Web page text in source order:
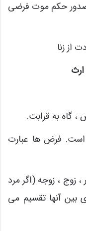
صدور حکم موت فرضی
است. فرض ها عبارت
زوج ، زوجه (اگر مرد
بین آنها تقسیم می